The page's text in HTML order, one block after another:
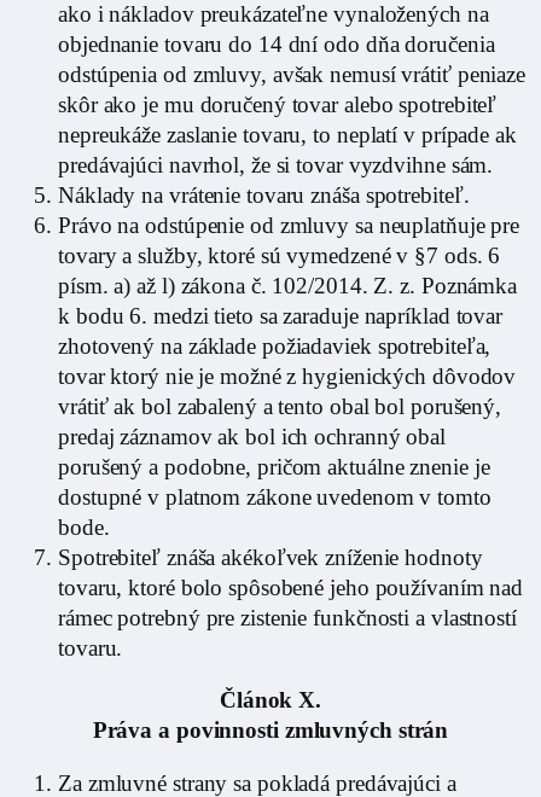
ako i nákladov preukázateľne vynaložených na
objednanie tovaru do 14 dní odo dňa doručenia
odstúpenia od zmluvy, avšak nemusí vrátiť peniaze
skôr ako je mu doručený tovar alebo spotrebiteľ
nepreukáže zaslanie tovaru, to neplatí v prípade ak
predávajúci navrhol, že si tovar vyzdvihne sám.
Náklady na vrátenie tovaru znáša spotrebiteľ.
Právo na odstúpenie od zmluvy sa neuplatňuje pre
tovary a služby, ktoré sú vymedzené v §7 ods. 6
písm. a) až l) zákona č. 102/2014. Z. z. Poznámka
k bodu 6. medzi tieto sa zaraduje napríklad tovar
zhotovený na základe požiadaviek spotrebiteľa,
tovar ktorý nie je možné z hygienických dôvodov
vrátiť ak bol zabalený a tento obal bol porušený,
predaj záznamov ak bol ich ochranný obal
porušený a podobne, pričom aktuálne znenie je
dostupné v platnom zákone uvedenom v tomto
bode.
Spotrebiteľ znáša akékoľvek zníženie hodnoty
tovaru, ktoré bolo spôsobené jeho používaním nad
rámec potrebný pre zistenie funkčnosti a vlastností
tovaru.
Článok X.
Práva a povinnosti zmluvných strán
Za zmluvné strany sa pokladá predávajúci a